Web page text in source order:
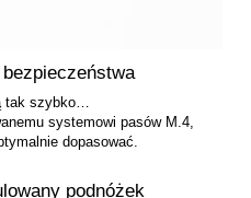
tak szybko…
systemowi pasów M.4,
dopasować.
podnóżek